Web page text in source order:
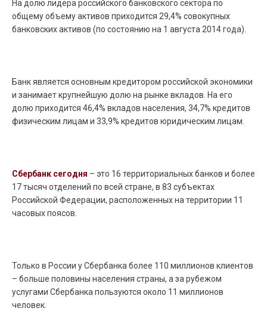
На долю лидера российского банковского сектора по
общему объему активов приходится 29,4% совокупных
банковских активов (по состоянию на 1 августа 2014 года).
Банк является основным кредитором российской экономики
и занимает крупнейшую долю на рынке вкладов. На его
долю приходится 46,4% вкладов населения, 34,7% кредитов
физическим лицам и 33,9% кредитов юридическим лицам.
Сбербанк сегодня – это 16 территориальных банков и более
17 тысяч отделений по всей стране, в 83 субъектах
Российской Федерации, расположенных на территории 11
часовых поясов.
Только в России у Сбербанка более 110 миллионов клиентов
– больше половины населения страны, а за рубежом
услугами Сбербанка пользуются около 11 миллионов
человек.